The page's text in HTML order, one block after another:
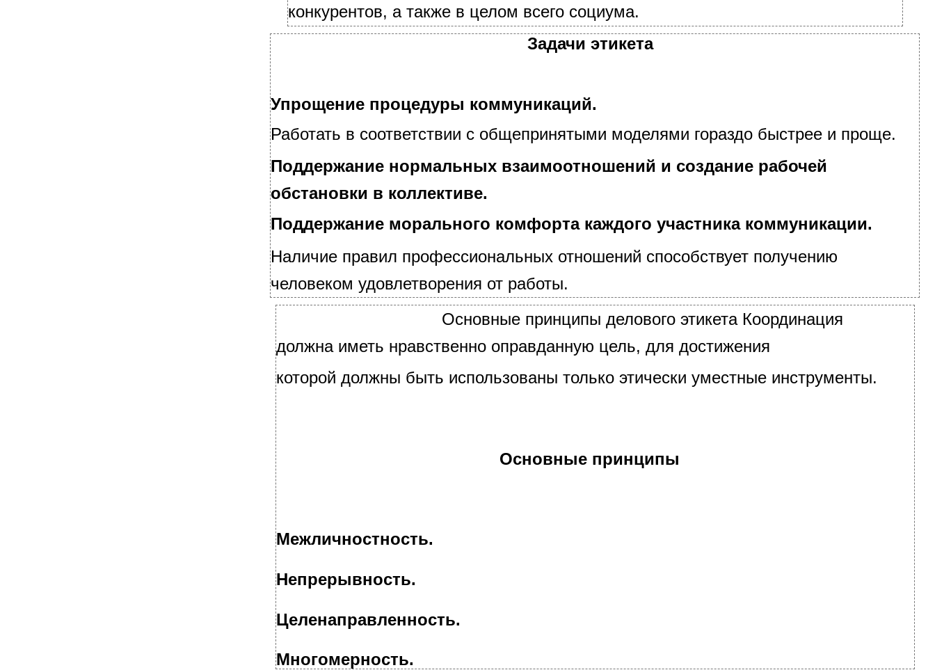
конкурентов, а также в целом всего социума.
Задачи этикета
Упрощение процедуры коммуникаций.
Работать в соответствии с общепринятыми моделями гораздо быстрее и проще.
Поддержание нормальных взаимоотношений и создание рабочей
обстановки в коллективе.
Поддержание морального комфорта каждого участника коммуникации.
Наличие правил профессиональных отношений способствует получению
человеком удовлетворения от работы.
Основные принципы делового этикета Координация
должна иметь нравственно оправданную цель, для достижения
которой должны быть использованы только этически уместные инструменты.
Основные принципы
Межличностность.
Непрерывность.
Целенаправленность.
Многомерность.